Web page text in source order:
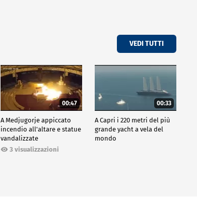
VEDI TUTTI
00:47
A Medjugorje appiccato
incendio all'altare e statue
vandalizzate
3 visualizzazioni
00:33
A Capri i 220 metri del più
grande yacht a vela del
mondo